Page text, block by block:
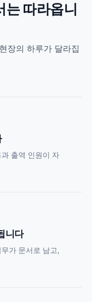
는 따라옵니
장의 하루가 달라집
출역 인원이 자
니다
가 문서로 남고,